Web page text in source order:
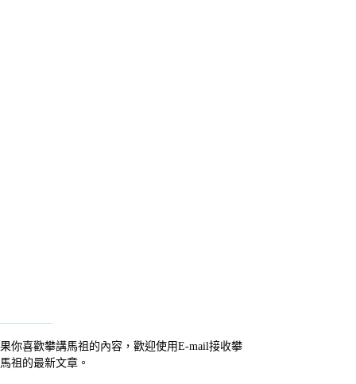
你喜歡攀講馬祖的內容，歡迎使用E-mail接收攀
祖的最新文章。